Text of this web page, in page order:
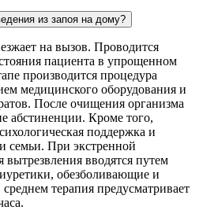
из запоя на дому?
на вызов. Проводится
пациента в упрощенном
производится процедура
медицинского оборудования и
После очищения организма
абстиненции. Кроме того,
поддержка и
семьи. При экстренной
вводятся путем
обезболивающие и
терапия предусматривает